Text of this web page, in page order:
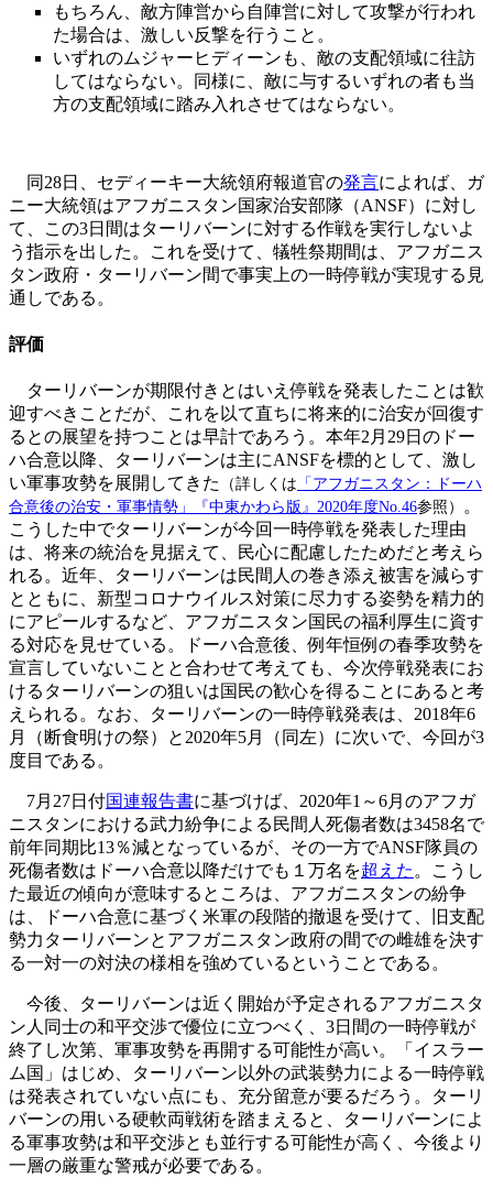
もちろん、敵方陣営から自陣営に対して攻撃が行われ
た場合は、激しい反撃を行うこと。
いずれのムジャーヒディーンも、敵の支配領域に往訪
してはならない。同様に、敵に与するいずれの者も当
方の支配領域に踏み入れさせてはならない。
同28日、セディーキー大統領府報道官の発言によれば、ガ
ニー大統領はアフガニスタン国家治安部隊（ANSF）に対し
て、この3日間はターリバーンに対する作戦を実行しないよ
う指示を出した。これを受けて、犠牲祭期間は、アフガニス
タン政府・ターリバーン間で事実上の一時停戦が実現する見
通しである。
評価
ターリバーンが期限付きとはいえ停戦を発表したことは歓
迎すべきことだが、これを以て直ちに将来的に治安が回復す
るとの展望を持つことは早計であろう。本年2月29日のドー
ハ合意以降、ターリバーンは主にANSFを標的として、激し
い軍事攻勢を展開してきた
（詳しくは 「アフガニスタン：ドーハ
合意後の治安・軍事情勢」『中東かわら版』2020年度No.46参照）
。
こうした中でターリバーンが今回一時停戦を発表した理由
は、将来の統治を見据えて、民心に配慮したためだと考えら
れる。近年、ターリバーンは民間人の巻き添え被害を減らす
とともに、新型コロナウイルス対策に尽力する姿勢を精力的
にアピールするなど、アフガニスタン国民の福利厚生に資す
る対応を見せている。ドーハ合意後、例年恒例の春季攻勢を
宣言していないことと合わせて考えても、今次停戦発表にお
けるターリバーンの狙いは国民の歓心を得ることにあると考
えられる。なお、ターリバーンの一時停戦発表は、2018年6
月（断食明けの祭）と2020年5月（同左）に次いで、今回が3
度目である。
7月27日付国連報告書に基づけば、2020年1～6月のアフガ
ニスタンにおける武力紛争による民間人死傷者数は3458名で
前年同期比13％減となっているが、その一方でANSF隊員の
死傷者数はドーハ合意以降だけでも１万名を超えた 。こうし
た最近の傾向が意味するところは、アフガニスタンの紛争
は、ドーハ合意に基づく米軍の段階的撤退を受けて、旧支配
勢力ターリバーンとアフガニスタン政府の間での雌雄を決す
る一対一の対決の様相を強めているということである。
今後、ターリバーンは近く開始が予定されるアフガニスタ
ン人同士の和平交渉で優位に立つべく、3日間の一時停戦が
終了し次第、軍事攻勢を再開する可能性が高い。「イスラー
ム国」はじめ、ターリバーン以外の武装勢力による一時停戦
は発表されていない点にも、充分留意が要るだろう。ターリ
バーンの用いる硬軟両戦術を踏まえると、ターリバーンによ
る軍事攻勢は和平交渉とも並行する可能性が高く、今後より
一層の厳重な警戒が必要である。